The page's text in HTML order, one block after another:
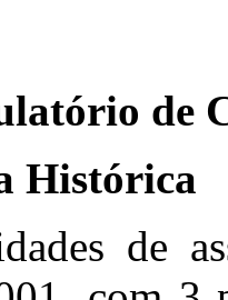
de
Histórica
de